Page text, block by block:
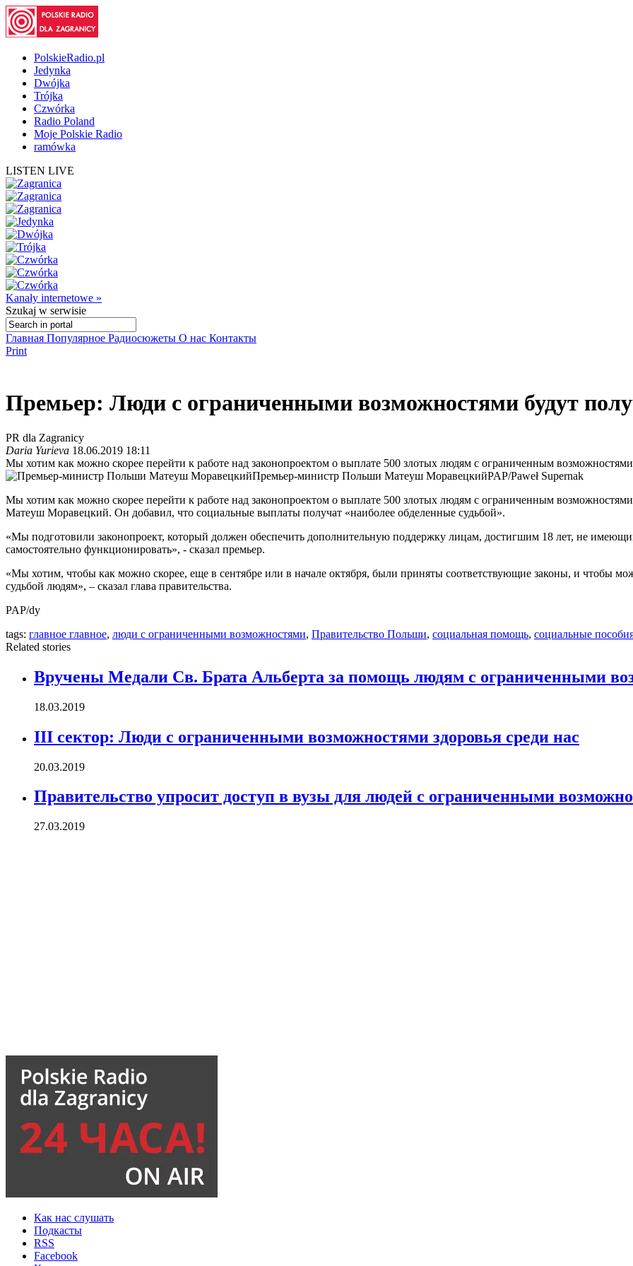
PolskieRadio.pl
Jedynka
Dwójka
Trójka
Czwórka
Radio Poland
Moje Polskie Radio
ramówka
LISTEN LIVE
Kanały internetowe »
Szukaj w serwisie
Главная Популярное Радиосюжеты О нас Контакты
Print
Премьер: Люди с ограниченными возможностями будут
PR dla Zagranicy
Daria Yurieva 18.06.2019 18:11
Мы хотим как можно скорее перейти к работе над законопроектом о выплате 500 злотых людям с ограниченным
Премьер-министр Польши Матеуш МоравецкийPAP/Paweł Supernak
Мы хотим как можно скорее перейти к работе над законопроектом о выплате 500 злотых людям с ограниченным
Матеуш Моравецкий. Он добавил, что социальные выплаты получат «наиболее обделенные судьбой».
«Мы подготовили законопроект, который должен обеспечить дополнительную поддержку лицам, достигшим 18 лет, не
самостоятельно функционировать», - сказал премьер.
«Мы хотим, чтобы как можно скорее, еще в сентябре или в начале октября, были приняты соответствующие законы, и чтобы
судьбой людям», – сказал глава правительства.
PAP/dy
tags: главное главное, люди с ограниченными возможностями, Правительство Польши, социальная помощь, социальные
Related stories
Вручены Медали Св. Брата Альберта за помощь людям с ограниченными
18.03.2019
III сектор: Люди с ограниченными возможностями здоровья среди нас
20.03.2019
Правительство упросит доступ в вузы для людей с ограниченными
27.03.2019
Как нас слушать
Подкасты
RSS
Facebook